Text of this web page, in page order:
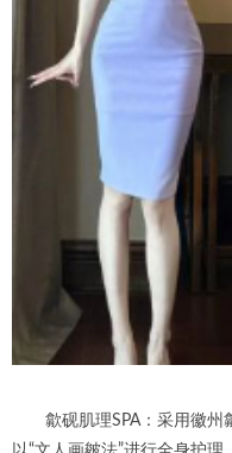
歙砚肌理SPA：采用徽州